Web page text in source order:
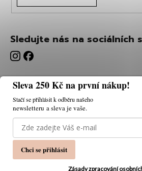
Používáme cookies, abychom
prohlížení webu a díky analýze
jeho funkce, výkon a použitelnost.
Sledujte nás na sociálních
Sleva 250 Kč na první nákup!
Stačí se přihlásit k odběru našeho
newsletteru a sleva je vaše.
Chci se přihlásit
Zásady zpracování